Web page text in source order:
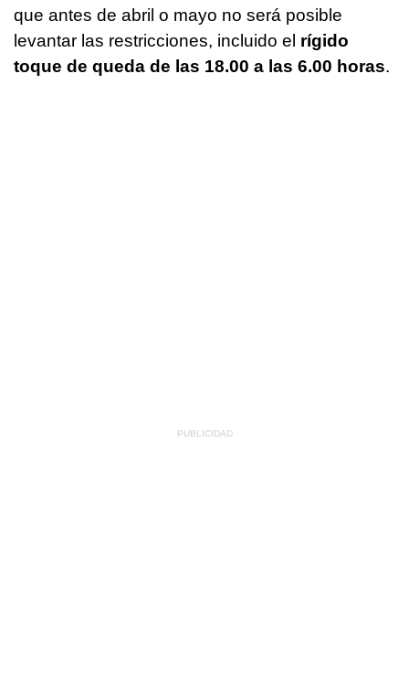
que antes de abril o mayo no será posible
levantar las restricciones, incluido el rígido
toque de queda de las 18.00 a las 6.00 horas.